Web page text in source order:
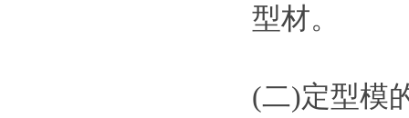
型材。
(二)定型模